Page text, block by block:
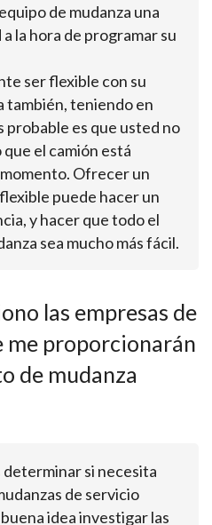
de mudanza una
la hora de programar su
ser flexible con su
también, teniendo en
probable es que usted no
el camión está
Ofrecer un
puede hacer un
y hacer que todo el
sea mucho más fácil.
las empresas de
me proporcionarán
de mudanza
determinar si necesita
de servicio
idea investigar las